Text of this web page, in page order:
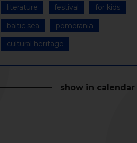
literature festival for kids
baltic sea pomerania
cultural heritage
show in calendar